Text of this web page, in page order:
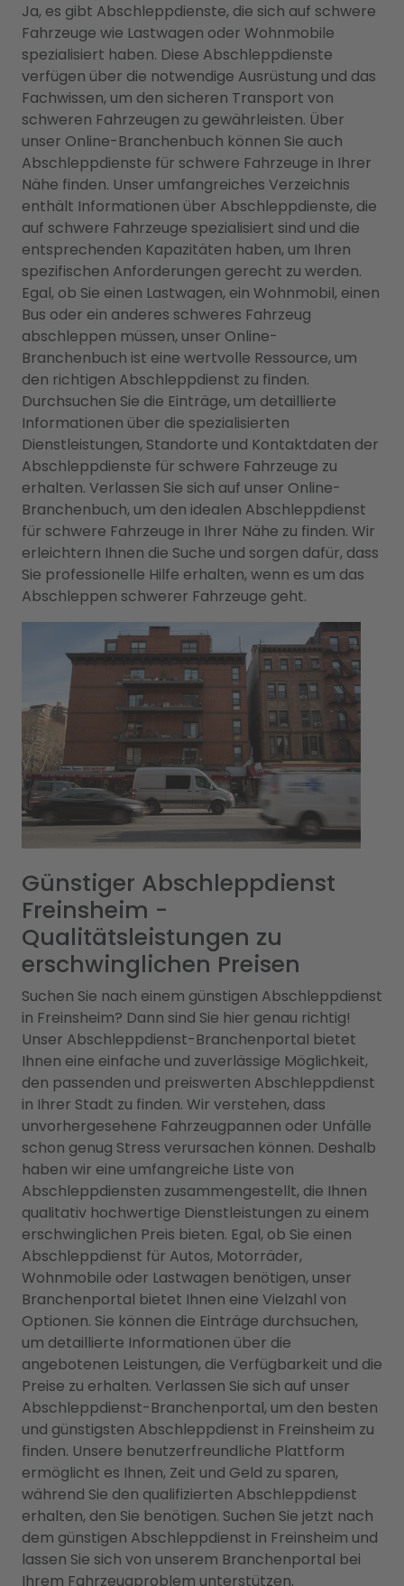
Ja, es gibt Abschleppdienste, die sich auf schwere
Fahrzeuge wie Lastwagen oder Wohnmobile
spezialisiert haben. Diese Abschleppdienste
verfügen über die notwendige Ausrüstung und das
Fachwissen, um den sicheren Transport von
schweren Fahrzeugen zu gewährleisten. Über
unser Online-Branchenbuch können Sie auch
Abschleppdienste für schwere Fahrzeuge in Ihrer
Nähe finden. Unser umfangreiches Verzeichnis
enthält Informationen über Abschleppdienste, die
auf schwere Fahrzeuge spezialisiert sind und die
entsprechenden Kapazitäten haben, um Ihren
spezifischen Anforderungen gerecht zu werden.
Egal, ob Sie einen Lastwagen, ein Wohnmobil, einen
Bus oder ein anderes schweres Fahrzeug
abschleppen müssen, unser Online-
Branchenbuch ist eine wertvolle Ressource, um
den richtigen Abschleppdienst zu finden.
Durchsuchen Sie die Einträge, um detaillierte
Informationen über die spezialisierten
Dienstleistungen, Standorte und Kontaktdaten der
Abschleppdienste für schwere Fahrzeuge zu
erhalten. Verlassen Sie sich auf unser Online-
Branchenbuch, um den idealen Abschleppdienst
für schwere Fahrzeuge in Ihrer Nähe zu finden. Wir
erleichtern Ihnen die Suche und sorgen dafür, dass
Sie professionelle Hilfe erhalten, wenn es um das
Abschleppen schwerer Fahrzeuge geht.
Günstiger Abschleppdienst
Freinsheim -
Qualitätsleistungen zu
erschwinglichen Preisen
Suchen Sie nach einem günstigen Abschleppdienst
in Freinsheim? Dann sind Sie hier genau richtig!
Unser Abschleppdienst-Branchenportal bietet
Ihnen eine einfache und zuverlässige Möglichkeit,
den passenden und preiswerten Abschleppdienst
in Ihrer Stadt zu finden. Wir verstehen, dass
unvorhergesehene Fahrzeugpannen oder Unfälle
schon genug Stress verursachen können. Deshalb
haben wir eine umfangreiche Liste von
Abschleppdiensten zusammengestellt, die Ihnen
qualitativ hochwertige Dienstleistungen zu einem
erschwinglichen Preis bieten. Egal, ob Sie einen
Abschleppdienst für Autos, Motorräder,
Wohnmobile oder Lastwagen benötigen, unser
Branchenportal bietet Ihnen eine Vielzahl von
Optionen. Sie können die Einträge durchsuchen,
um detaillierte Informationen über die
angebotenen Leistungen, die Verfügbarkeit und die
Preise zu erhalten. Verlassen Sie sich auf unser
Abschleppdienst-Branchenportal, um den besten
und günstigsten Abschleppdienst in Freinsheim zu
finden. Unsere benutzerfreundliche Plattform
ermöglicht es Ihnen, Zeit und Geld zu sparen,
während Sie den qualifizierten Abschleppdienst
erhalten, den Sie benötigen. Suchen Sie jetzt nach
dem günstigen Abschleppdienst in Freinsheim und
lassen Sie sich von unserem Branchenportal bei
Ihrem Fahrzeugproblem unterstützen.